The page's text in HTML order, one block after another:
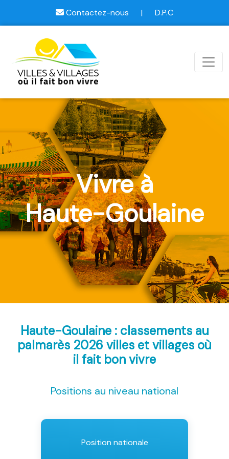
Contactez-nous | D.P.C
Vivre à
Haute-Goulaine
Haute-Goulaine : classements au
palmarès 2026 villes et villages où
il fait bon vivre
Positions au niveau national
Position nationale